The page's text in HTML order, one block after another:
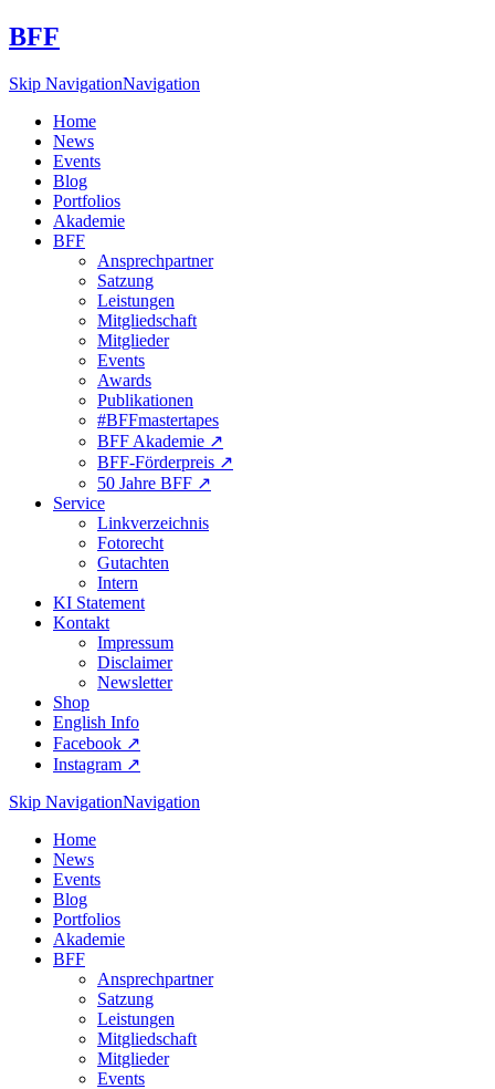
BFF
Skip NavigationNavigation
Home
News
Events
Blog
Portfolios
Akademie
BFF
Ansprechpartner
Satzung
Leistungen
Mitgliedschaft
Mitglieder
Events
Awards
Publikationen
#BFFmastertapes
BFF Akademie ↗︎
BFF-Förderpreis ↗︎
50 Jahre BFF ↗︎
Service
Linkverzeichnis
Fotorecht
Gutachten
Intern
KI Statement
Kontakt
Impressum
Disclaimer
Newsletter
Shop
English Info
Facebook ↗︎
Instagram ↗︎
Skip NavigationNavigation
Home
News
Events
Blog
Portfolios
Akademie
BFF
Ansprechpartner
Satzung
Leistungen
Mitgliedschaft
Mitglieder
Events